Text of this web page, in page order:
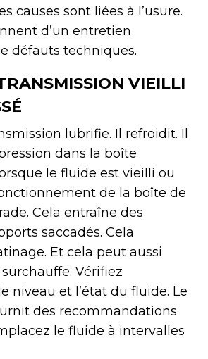
causes sont liées à l’usure.
d’un entretien
défauts techniques.
VIEILLI
lubrifie. Il refroidit. Il
dans la boîte
le fluide est vieilli ou
de la boîte de
Cela entraîne des
saccadés. Cela
Et cela peut aussi
Vérifiez
niveau et l’état du fluide. Le
des recommandations
le fluide à intervalles